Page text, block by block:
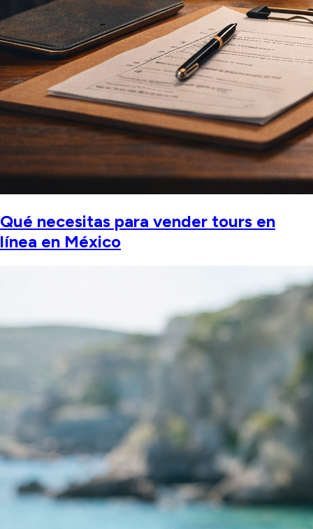
Qué necesitas para vender tours en
línea en México